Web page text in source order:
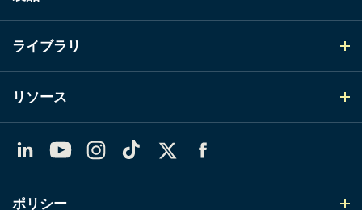
ライブラリ
リソース
YouTubeInstagram
TikTok
ポリシー